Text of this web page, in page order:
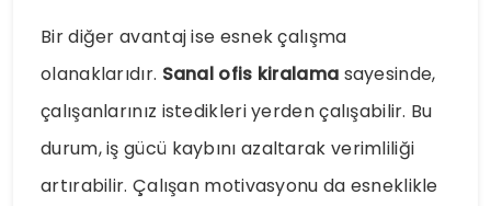
Bir diğer avantaj ise esnek çalışma
olanaklarıdır. Sanal ofis kiralama sayesinde,
çalışanlarınız istedikleri yerden çalışabilir. Bu
durum, iş gücü kaybını azaltarak verimliliği
artırabilir. Çalışan motivasyonu da esneklikle